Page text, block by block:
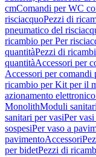
cmComandi per WC
risciacquoPezzi di
pneumatico del
ricambio per Per
quantitàPezzi di
quantitàAccessori per
Accessori per comandi
ricambio per Kit per il
azionamento
MonolithModuli
sanitari per vasiPer vasi
sospesiPer vaso a
pavimentoAccessori
per bidetPezzi di